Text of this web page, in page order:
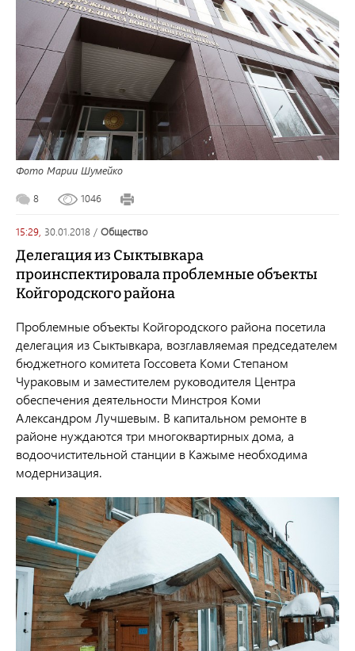
Фото Марии Шумейко
8 1046
15:29, 30.01.2018 / общество
Делегация из Сыктывкара
проинспектировала проблемные объекты
Койгородского района
Проблемные объекты Койгородского района посетила
делегация из Сыктывкара, возглавляемая председателем
бюджетного комитета Госсовета Коми Степаном
Чураковым и заместителем руководителя Центра
обеспечения деятельности Минстроя Коми
Александром Лучшевым. В капитальном ремонте в
районе нуждаются три многоквартирных дома, а
водоочистительной станции в Кажыме необходима
модернизация.